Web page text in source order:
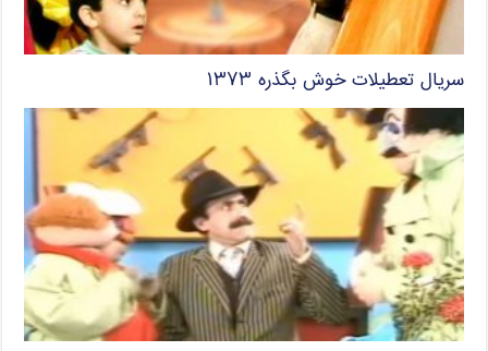
سریال تعطیلات خوش بگذره ۱۳۷۳